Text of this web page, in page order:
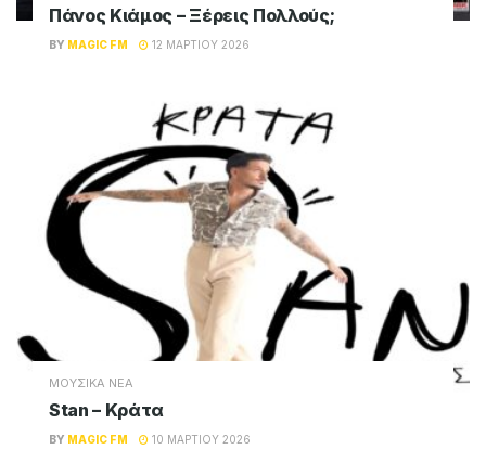
Πάνος Κιάμος – Ξέρεις Πολλούς;
BY MAGIC FM 12 ΜΑΡΤΊΟΥ 2026
ΜΟΥΣΙΚΑ ΝΕΑ
Stan – Κράτα
BY MAGIC FM 10 ΜΑΡΤΊΟΥ 2026